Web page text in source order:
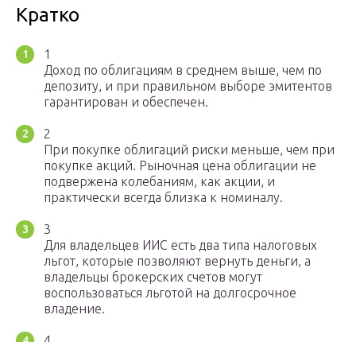
Кратко
1
Доход по облигациям в среднем выше, чем по
депозиту, и при правильном выборе эмитентов
гарантирован и обеспечен.
2
При покупке облигаций риски меньше, чем при
покупке акций. Рыночная цена облигации не
подвержена колебаниям, как акции, и
практически всегда близка к номиналу.
3
Для владельцев ИИС есть два типа налоговых
льгот, которые позволяют вернуть деньги, а
владельцы брокерских счетов могут
воспользоваться льготой на долгосрочное
владение.